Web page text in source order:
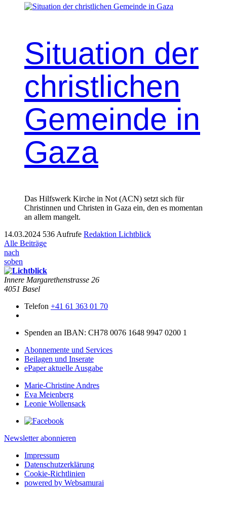
Situation der
christlichen
Gemeinde in
Gaza
Das Hilfswerk Kirche in Not (ACN) setzt sich für
Christinnen und Christen in Gaza ein, den es momentan
an allem mangelt.
14.03.2024 536 Aufrufe Redaktion Lichtblick
Alle Beiträge
nach
soben
Innere Mar­garethen­strasse 26
4051 Basel
Telefon +41 61 363 01 70
Spenden an IBAN: CH78 0076 1648 9947 0200 1
Abonnemente und Services
Beilagen und Inserate
ePaper aktuelle Ausgabe
Marie-Christine Andres
Eva Meienberg
Leonie Wollensack
Newsletter abonnieren
Impressum
Datenschutzerklärung
Cookie-Richtlinien
powered by Websamurai